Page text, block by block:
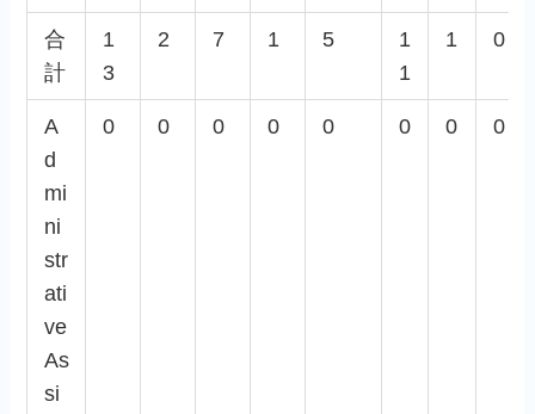
合
計
1
3
2 7 1 5
1
1
1 0
A
d
mi
ni
str
ati
ve
As
si
0 0 0 0 0 0 0 0